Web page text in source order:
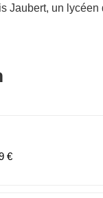
Jaubert, un
€